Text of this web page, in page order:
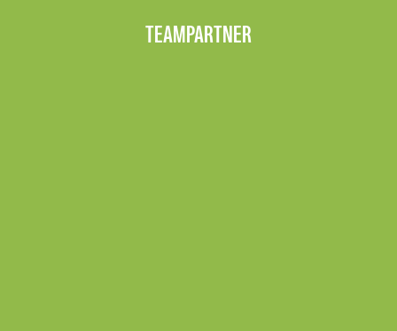
TEAMPARTNER